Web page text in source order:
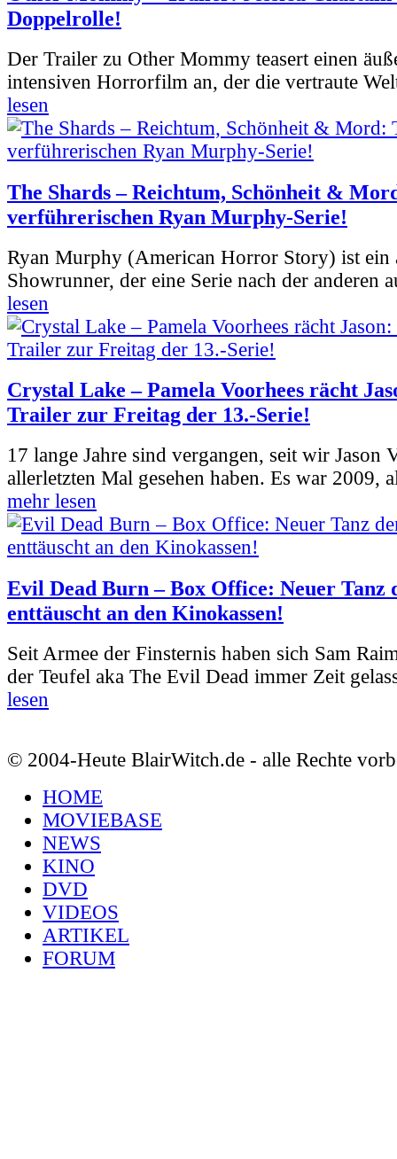
Doppelrolle!
Der Trailer zu Other Mommy teasert einen
intensiven Horrorfilm an, der die vertraute
lesen
The Shards – Reichtum, Schönheit &
verführerischen Ryan Murphy-Serie!
Ryan Murphy (American Horror Story) ist ein
Showrunner, der eine Serie nach der anderen
lesen
Crystal Lake – Pamela Voorhees rächt
Trailer zur Freitag der 13.-Serie!
17 lange Jahre sind vergangen, seit wir Jason
allerletzten Mal gesehen haben. Es war 2009,
mehr lesen
Evil Dead Burn – Box Office: Neuer Tanz
enttäuscht an den Kinokassen!
Seit Armee der Finsternis haben sich Sam
der Teufel aka The Evil Dead immer Zeit
lesen
© 2004-Heute BlairWitch.de - alle Rechte
HOME
MOVIEBASE
NEWS
KINO
DVD
VIDEOS
ARTIKEL
FORUM